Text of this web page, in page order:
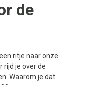
de
ritje naar onze
rijd je over de
Waarom je dat